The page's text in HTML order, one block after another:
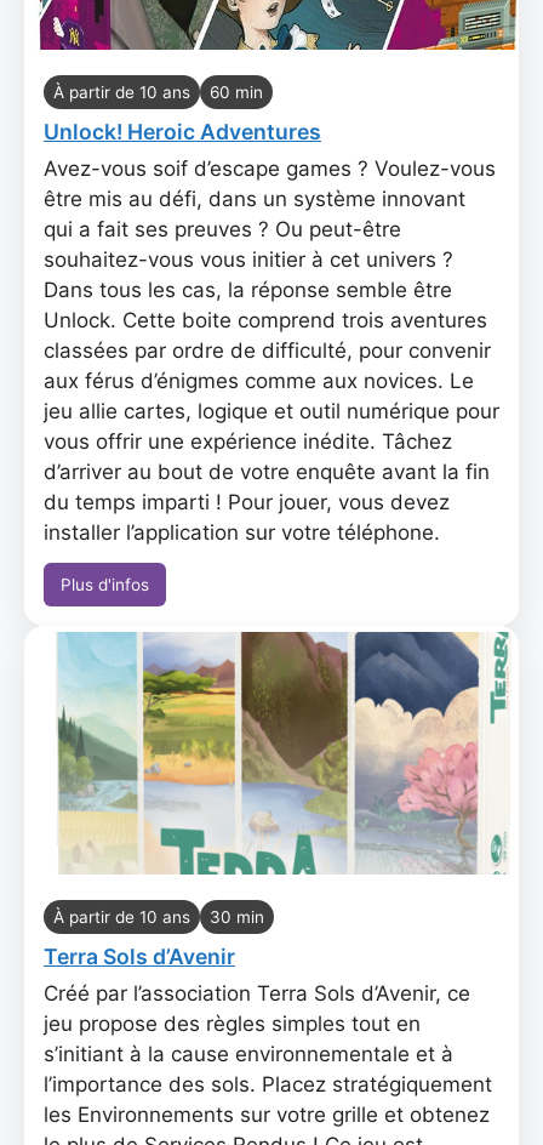
À partir de 10 ans 60 min
Unlock! Heroic Adventures
Avez-vous soif d’escape games ? Voulez-vous
être mis au défi, dans un système innovant
qui a fait ses preuves ? Ou peut-être
souhaitez-vous vous initier à cet univers ?
Dans tous les cas, la réponse semble être
Unlock. Cette boite comprend trois aventures
classées par ordre de difficulté, pour convenir
aux férus d’énigmes comme aux novices. Le
jeu allie cartes, logique et outil numérique pour
vous offrir une expérience inédite. Tâchez
d’arriver au bout de votre enquête avant la fin
du temps imparti ! Pour jouer, vous devez
installer l’application sur votre téléphone.
Plus d'infos
À partir de 10 ans 30 min
Terra Sols d’Avenir
Créé par l’association Terra Sols d’Avenir, ce
jeu propose des règles simples tout en
s’initiant à la cause environnementale et à
l’importance des sols. Placez stratégiquement
les Environnements sur votre grille et obtenez